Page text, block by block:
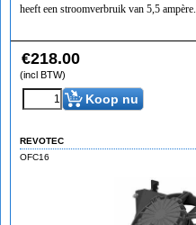
heeft een stroomverbruik van 5,5 ampère.
€218.00
(incl BTW)
Koop nu
REVOTEC
OFC16